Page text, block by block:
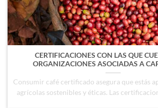
CERTIFICACIONES CON LAS QUE
ORGANIZACIONES ASOCIADAS A
Consumir café certificado asegura que estás
agrícolas sostenibles y éticas. Las